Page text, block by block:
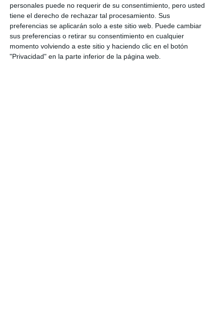
personales puede no requerir de su consentimiento, pero usted
tiene el derecho de rechazar tal procesamiento. Sus
preferencias se aplicarán solo a este sitio web. Puede cambiar
sus preferencias o retirar su consentimiento en cualquier
momento volviendo a este sitio y haciendo clic en el botón
"Privacidad" en la parte inferior de la página web.